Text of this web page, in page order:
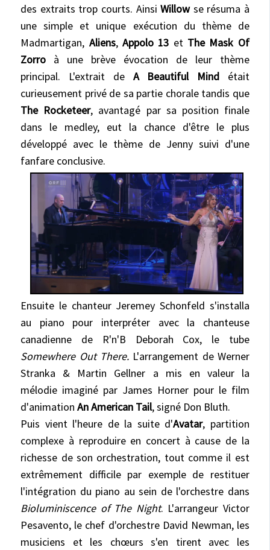
des extraits trop courts. AinsiWillowse résuma à
une simple et unique exécution du thème de
Madmartigan, Aliens, Appolo 13 et The Mask Of
Zorro à une brève évocation de leur thème
principal. L'extrait de A Beautiful Mind était
curieusement privé de sa partie chorale tandis que
The Rocketeer, avantagé par sa position finale
dans le medley, eut la chance d'être le plus
développé avec le thème de Jenny suivi d'une
fanfare conclusive.
Ensuite le chanteur Jeremey Schonfeld s'installa
au piano pour interpréter avec la chanteuse
canadienne de R'n'B Deborah Cox, le tube
Somewhere Out There. L'arrangement de Werner
Stranka & Martin Gellner a mis en valeur la
mélodie imaginé par James Horner pour le film
d'animationAn American Tail, signé Don Bluth.
Puis vient l'heure de la suite d'Avatar, partition
complexe à reproduire en concert à cause de la
richesse de son orchestration, tout comme il est
extrêmement difficile par exemple de restituer
l'intégration du piano au sein de l'orchestre dans
Bioluminiscence of The Night. L'arrangeur Victor
Pesavento, le chef d'orchestre David Newman, les
musiciens et les chœurs s'en tirent avec les